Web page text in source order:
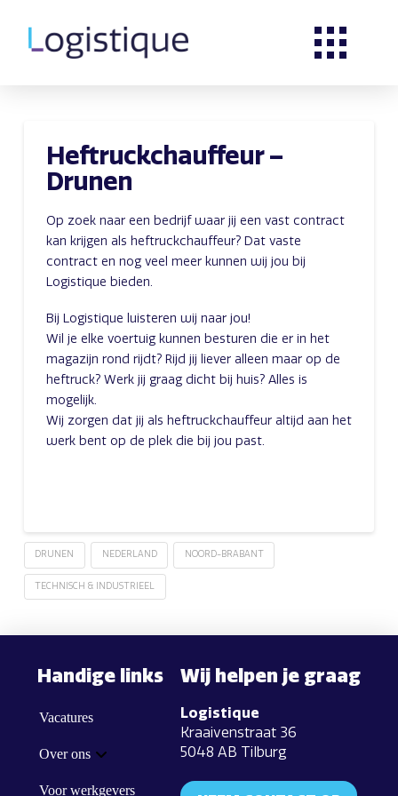
Heftruckchauffeur –
Drunen
Op zoek naar een bedrijf waar jij een vast contract
kan krijgen als heftruckchauffeur? Dat vaste
contract en nog veel meer kunnen wij jou bij
Logistique bieden.
Bij Logistique luisteren wij naar jou!
Wil je elke voertuig kunnen besturen die er in het
magazijn rond rijdt? Rijd jij liever alleen maar op de
heftruck? Werk jij graag dicht bij huis? Alles is
mogelijk.
Wij zorgen dat jij als heftruckchauffeur altijd aan het
werk bent op de plek die bij jou past.
DRUNEN NEDERLAND NOORD-BRABANT
TECHNISCH & INDUSTRIEEL
Handige links
Vacatures
Over ons
Voor werkgevers
Wij helpen je graag
Logistique
Kraaivenstraat 36
5048 AB Tilburg